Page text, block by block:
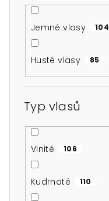
Jemné vlasy 104
Husté vlasy 85
Typ vlasů
Vlnité 106
Kudrnaté 110